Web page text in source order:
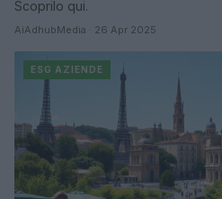
Scoprilo qui.
AiAdhubMedia · 26 Apr 2025
ESG AZIENDE